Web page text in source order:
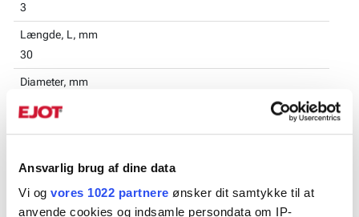
Ansvarlig brug af dine data
Vi og vores 1022 partnere ønsker dit samtykke til at
anvende cookies og indsamle persondata om IP-
3
Længde, L, mm
30
Diameter, mm
SkiveØ
E14